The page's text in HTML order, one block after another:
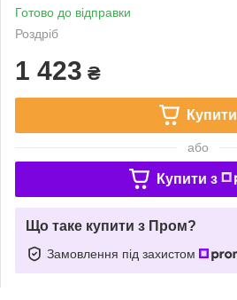
Готово до відправки
Роздріб
1 423 ₴
Купити
або
Купити з
Що таке купити з Пром?
Замовлення під захистом